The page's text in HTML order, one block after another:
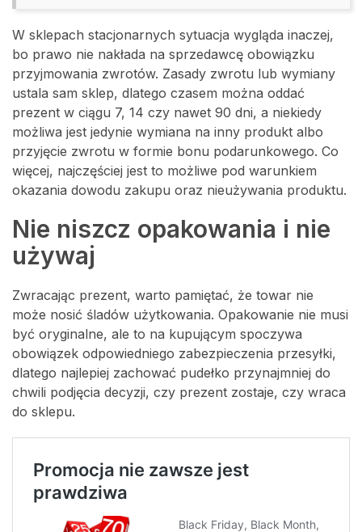
W sklepach stacjonarnych sytuacja wygląda inaczej,
bo prawo nie nakłada na sprzedawcę obowiązku
przyjmowania zwrotów. Zasady zwrotu lub wymiany
ustala sam sklep, dlatego czasem można oddać
prezent w ciągu 7, 14 czy nawet 90 dni, a niekiedy
możliwa jest jedynie wymiana na inny produkt albo
przyjęcie zwrotu w formie bonu podarunkowego. Co
więcej, najczęściej jest to możliwe pod warunkiem
okazania dowodu zakupu oraz nieużywania produktu.
Nie niszcz opakowania i nie
używaj
Zwracając prezent, warto pamiętać, że towar nie
może nosić śladów użytkowania. Opakowanie nie musi
być oryginalne, ale to na kupującym spoczywa
obowiązek odpowiedniego zabezpieczenia przesyłki,
dlatego najlepiej zachować pudełko przynajmniej do
chwili podjęcia decyzji, czy prezent zostaje, czy wraca
do sklepu.